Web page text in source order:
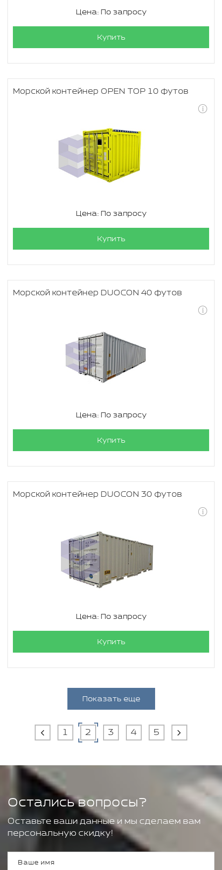
Цена: По запросу
Купить
Морской контейнер OPEN TOP 10 футов
Цена: По запросу
Купить
Морской контейнер DUOCON 40 футов
Цена: По запросу
Купить
Морской контейнер DUOCON 30 футов
Цена: По запросу
Купить
Показать еще
1 2 3 4 5
Остались вопросы?
Оставьте ваши данные и мы сделаем вам
персональную скидку!